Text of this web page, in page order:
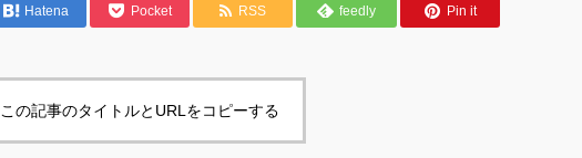
Hatena Pocket RSS feedly Pin it
この記事のタイトルとURLをコピーする